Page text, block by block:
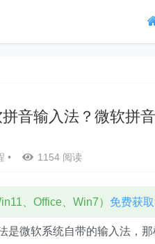
音输入法？微软拼
• 1154 阅读
、Office、Win7） 免费获
是微软系统自带的输入法，